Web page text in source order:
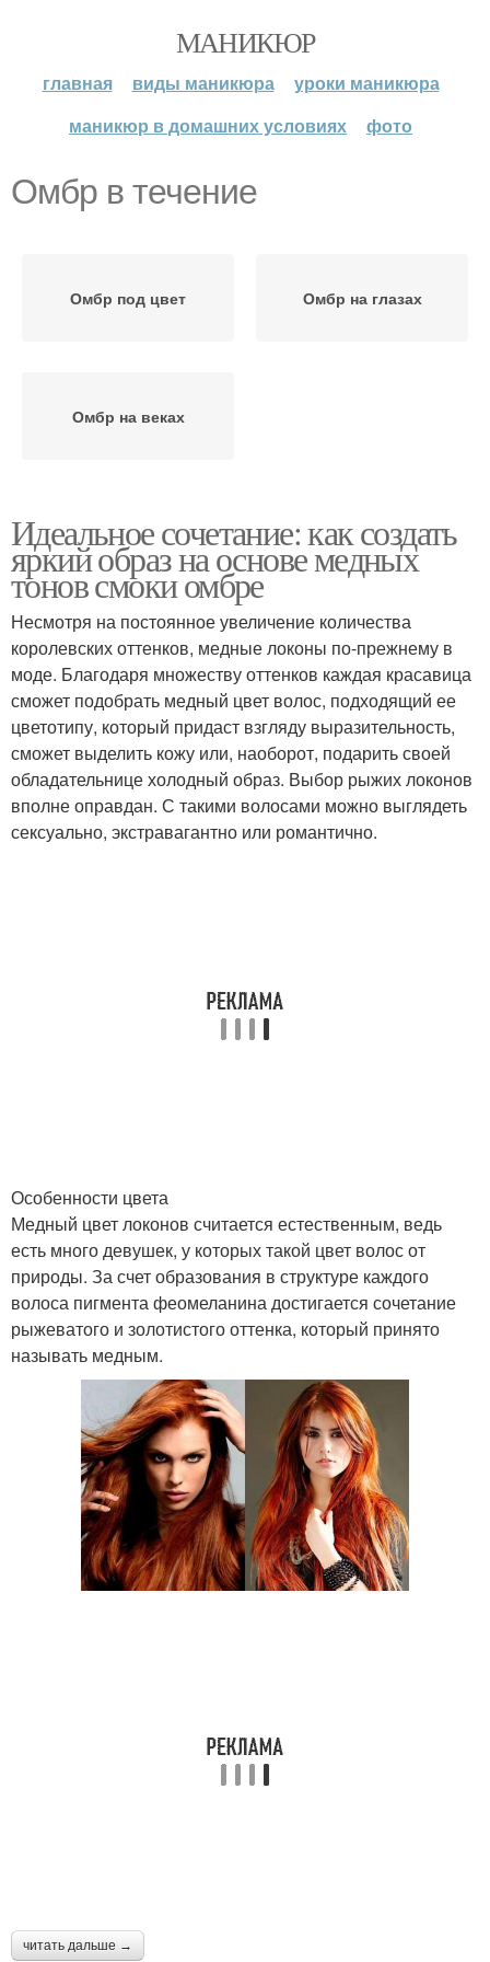
МАНИКЮР
главная виды маникюра
уроки маникюра
маникюр в домашних условиях
фото
Омбр в течение
Омбр под цвет Омбр на глазах
Омбр на веках
Идеальное сочетание: как создать
яркий образ на основе медных
тонов смоки омбре
Несмотря на постоянное увеличение количества
королевских оттенков, медные локоны по-прежнему в
моде. Благодаря множеству оттенков каждая красавица
сможет подобрать медный цвет волос, подходящий ее
цветотипу, который придаст взгляду выразительность,
сможет выделить кожу или, наоборот, подарить своей
обладательнице холодный образ. Выбор рыжих локонов
вполне оправдан. С такими волосами можно выглядеть
сексуально, экстравагантно или романтично.
Особенности цвета
Медный цвет локонов считается естественным, ведь
есть много девушек, у которых такой цвет волос от
природы. За счет образования в структуре каждого
волоса пигмента феомеланина достигается сочетание
рыжеватого и золотистого оттенка, который принято
называть медным.
читать дальше →